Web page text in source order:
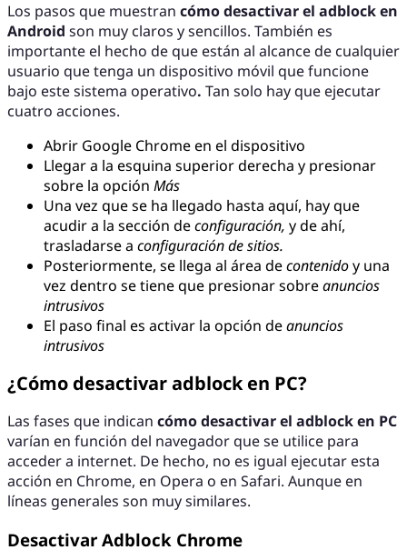
Los pasos que muestran cómo desactivar el adblock en
Android son muy claros y sencillos. También es
importante el hecho de que están al alcance de cualquier
usuario que tenga un dispositivo móvil que funcione
bajo este sistema operativo. Tan solo hay que ejecutar
cuatro acciones.
Abrir Google Chrome en el dispositivo
Llegar a la esquina superior derecha y presionar
sobre la opción Más
Una vez que se ha llegado hasta aquí, hay que
acudir a la sección deconfiguración, y de ahí,
trasladarse a configuración de sitios.
Posteriormente, se llega al área decontenidoy una
vez dentro se tiene que presionar sobreanuncios
intrusivos
El paso final es activar la opción deanuncios
intrusivos
¿Cómo desactivar adblock en PC?
Las fases que indican cómo desactivar el adblock en PC
varían en función del navegador que se utilice para
acceder a internet. De hecho, no es igual ejecutar esta
acción en Chrome, en Opera o en Safari. Aunque en
líneas generales son muy similares.
Desactivar Adblock Chrome